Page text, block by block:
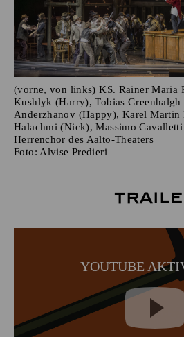
(vorne, von links) KS. Rainer Maria
Kushlyk (Harry), Tobias Greenhalgh
Anderzhanov (Happy), Karel
Halachmi (Nick), Massimo
Herrenchor des Aalto-Theaters
Foto: Alvise Predieri
YOUTUBE